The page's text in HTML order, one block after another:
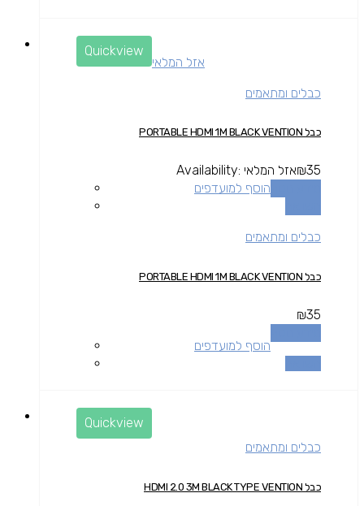
Quickview
אזל המלאי
כבלים ומתאמים
כבל PORTABLE HDMI 1M BLACK VENTION
₪35
Availability: אזל המלאי
הוסף למועדפים
כבלים ומתאמים
כבל PORTABLE HDMI 1M BLACK VENTION
₪35
הוסף למועדפים
Quickview
כבלים ומתאמים
כבל HDMI 2.0 3M BLACK TYPE VENTION